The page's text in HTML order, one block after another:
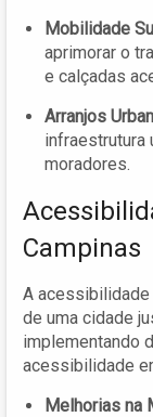
Mobilidade
aprimorar o
e calçadas
Arranjos
infraestrutura
moradores.
Campinas
A acessibilidade
de uma cidade
implementando
acessibilidade
Melhorias na